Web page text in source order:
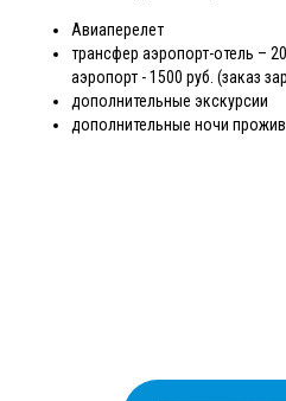
Авиаперелет
трансфер аэропорт-отель –
аэропорт - 1500 руб. (заказ
дополнительные экскурсии
дополнительные ночи